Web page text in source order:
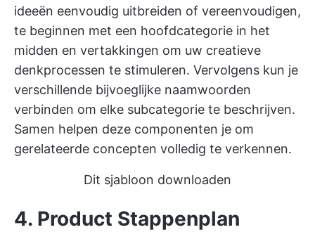
ideeën eenvoudig uitbreiden of vereenvoudigen,
te beginnen met een hoofdcategorie in het
midden en vertakkingen om uw creatieve
denkprocessen te stimuleren. Vervolgens kun je
verschillende bijvoeglijke naamwoorden
verbinden om elke subcategorie te beschrijven.
Samen helpen deze componenten je om
gerelateerde concepten volledig te verkennen.
Dit sjabloon downloaden
4. Product Stappenplan